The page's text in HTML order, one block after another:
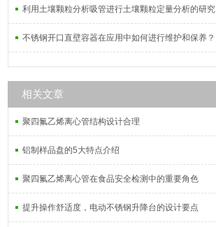
利用土壤颗粒分析吸管进行土壤颗粒定量分析的研究
不锈钢开口直壁容器在应用中如何进行维护和保养？
相关文章
聚四氟乙烯离心管结构设计合理
铝制样品盘的5大特点介绍
聚四氟乙烯离心管在食品安全检测中的重要角色
提升操作舒适度，电动不锈钢升降台的设计要点